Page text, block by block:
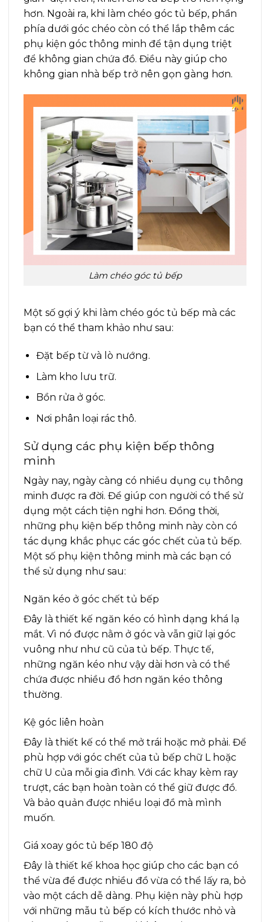
hơn. Ngoài ra, khi làm chéo góc tủ bếp, phần
phía dưới góc chéo còn có thể lắp thêm các
phụ kiện góc thông minh để tận dụng triệt
để không gian chứa đồ. Điều này giúp cho
không gian nhà bếp trở nên gọn gàng hơn.
Làm chéo góc tủ bếp
Một số gợi ý khi làm chéo góc tủ bếp mà các
bạn có thể tham khảo như sau:
Đặt bếp từ và lò nướng.
Làm kho lưu trữ.
Bồn rửa ở góc.
Nơi phân loại rác thô.
Sử dụng các phụ kiện bếp thông
minh
Ngày nay, ngày càng có nhiều dụng cụ thông
minh được ra đời. Để giúp con người có thể sử
dụng một cách tiện nghi hơn. Đồng thời,
những phụ kiện bếp thông minh này còn có
tác dụng khắc phục các góc chết của tủ bếp.
Một số phụ kiện thông minh mà các bạn có
thể sử dụng như sau:
Ngăn kéo ở góc chết tủ bếp
Đây là thiết kế ngăn kéo có hình dạng khá lạ
mắt. Vì nó được nằm ở góc và vẫn giữ lại góc
vuông như như cũ của tủ bếp. Thực tế,
những ngăn kéo như vậy dài hơn và có thể
chứa được nhiều đồ hơn ngăn kéo thông
thường.
Kệ góc liên hoàn
Đây là thiết kế có thể mở trái hoặc mở phải. Để
phù hợp với góc chết của tủ bếp chữ L hoặc
chữ U của mỗi gia đình. Với các khay kèm ray
trượt, các bạn hoàn toàn có thể giữ được đồ.
Và bảo quản được nhiều loại đồ mà mình
muốn.
Giá xoay góc tủ bếp 180 độ
Đây là thiết kế khoa học giúp cho các bạn có
thể vừa để được nhiều đồ vừa có thể lấy ra, bỏ
vào một cách dễ dàng. Phụ kiện này phù hợp
với những mẫu tủ bếp có kích thước nhỏ và